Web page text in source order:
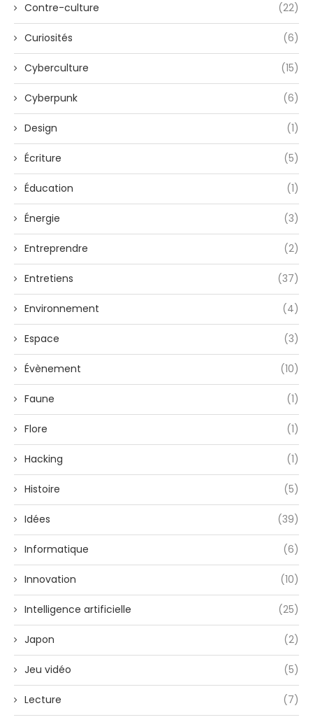
Contre-culture (22)
Curiosités (6)
Cyberculture (15)
Cyberpunk (6)
Design (1)
Écriture (5)
Éducation (1)
Énergie (3)
Entreprendre (2)
Entretiens (37)
Environnement (4)
Espace (3)
Évènement (10)
Faune (1)
Flore (1)
Hacking (1)
Histoire (5)
Idées (39)
Informatique (6)
Innovation (10)
Intelligence artificielle (25)
Japon (2)
Jeu vidéo (5)
Lecture (7)